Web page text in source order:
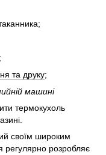
та друку;
машині
термокухоль
своїм широким
регулярно розробляє